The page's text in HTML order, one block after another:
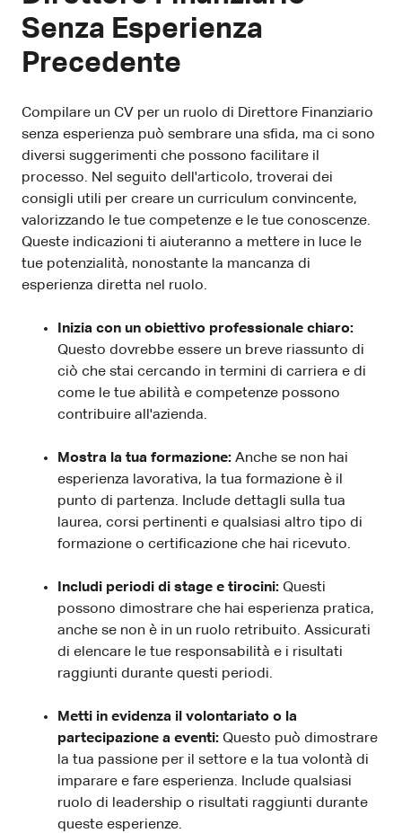
Senza Esperienza
Precedente
Compilare un CV per un ruolo di Direttore Finanziario
senza esperienza può sembrare una sfida, ma ci sono
diversi suggerimenti che possono facilitare il
processo. Nel seguito dell'articolo, troverai dei
consigli utili per creare un curriculum convincente,
valorizzando le tue competenze e le tue conoscenze.
Queste indicazioni ti aiuteranno a mettere in luce le
tue potenzialità, nonostante la mancanza di
esperienza diretta nel ruolo.
Inizia con un obiettivo professionale chiaro:
Questo dovrebbe essere un breve riassunto di
ciò che stai cercando in termini di carriera e di
come le tue abilità e competenze possono
contribuire all'azienda.
Mostra la tua formazione: Anche se non hai
esperienza lavorativa, la tua formazione è il
punto di partenza. Include dettagli sulla tua
laurea, corsi pertinenti e qualsiasi altro tipo di
formazione o certificazione che hai ricevuto.
Includi periodi di stage e tirocini: Questi
possono dimostrare che hai esperienza pratica,
anche se non è in un ruolo retribuito. Assicurati
di elencare le tue responsabilità e i risultati
raggiunti durante questi periodi.
Metti in evidenza il volontariato o la
partecipazione a eventi: Questo può dimostrare
la tua passione per il settore e la tua volontà di
imparare e fare esperienza. Include qualsiasi
ruolo di leadership o risultati raggiunti durante
queste esperienze.